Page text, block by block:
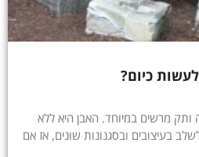
כיום?
ותק מרשים במיוחד. האבן היא ללא
בעיצובים ובסגנונות שונים, אז אם